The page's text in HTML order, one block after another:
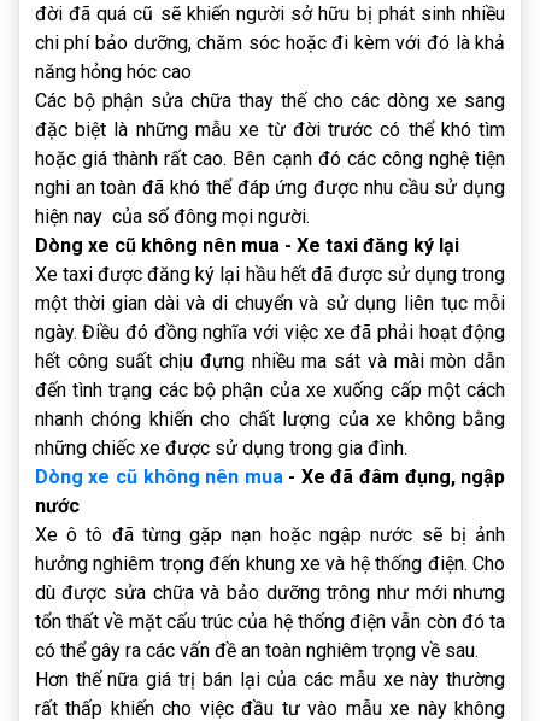
đời đã quá cũ sẽ khiến người sở hữu bị phát sinh nhiều
chi phí bảo dưỡng, chăm sóc hoặc đi kèm với đó là khả
năng hỏng hóc cao
Các bộ phận sửa chữa thay thế cho các dòng xe sang
đặc biệt là những mẫu xe từ đời trước có thể khó tìm
hoặc giá thành rất cao. Bên cạnh đó các công nghệ tiện
nghi an toàn đã khó thể đáp ứng được nhu cầu sử dụng
hiện nay của số đông mọi người.
Dòng xe cũ không nên mua - Xe taxi đăng ký lại
Xe taxi được đăng ký lại hầu hết đã được sử dụng trong
một thời gian dài và di chuyển và sử dụng liên tục mỗi
ngày. Điều đó đồng nghĩa với việc xe đã phải hoạt động
hết công suất chịu đựng nhiều ma sát và mài mòn dẫn
đến tình trạng các bộ phận của xe xuống cấp một cách
nhanh chóng khiến cho chất lượng của xe không bằng
những chiếc xe được sử dụng trong gia đình.
Dòng xe cũ không nên mua- Xe đã đâm đụng, ngập
nước
Xe ô tô đã từng gặp nạn hoặc ngập nước sẽ bị ảnh
hưởng nghiêm trọng đến khung xe và hệ thống điện. Cho
dù được sửa chữa và bảo dưỡng trông như mới nhưng
tổn thất về mặt cấu trúc của hệ thống điện vẫn còn đó ta
có thể gây ra các vấn đề an toàn nghiêm trọng về sau.
Hơn thế nữa giá trị bán lại của các mẫu xe này thường
rất thấp khiến cho việc đầu tư vào mẫu xe này không